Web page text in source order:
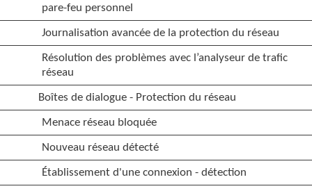
pare-feu personnel
Journalisation avancée de la protection du réseau
Résolution des problèmes avec l’analyseur de trafic
réseau
Boîtes de dialogue - Protection du réseau
Menace réseau bloquée
Nouveau réseau détecté
Établissement d'une connexion - détection